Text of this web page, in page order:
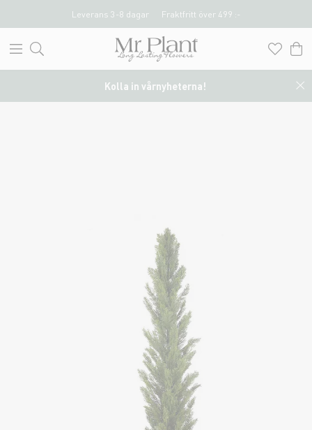
Leverans 3-8 dagar Fraktfritt över 499 :-
Kolla in vårnyheterna!